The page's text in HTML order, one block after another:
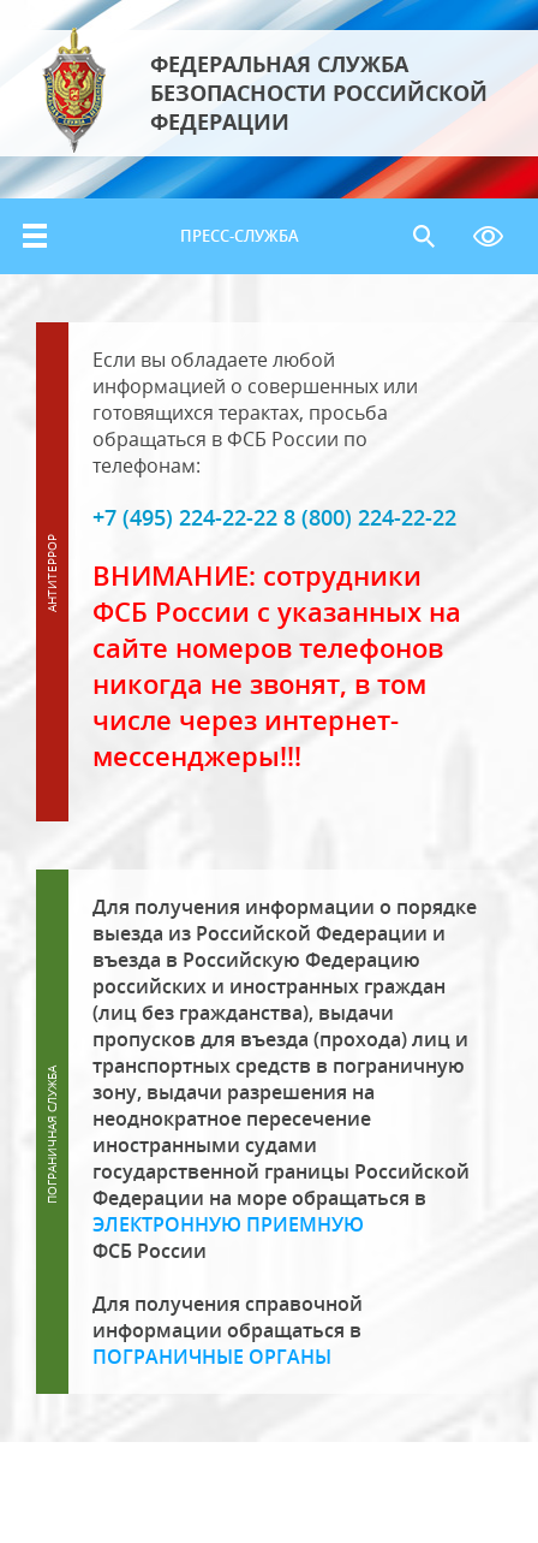
ФЕДЕРАЛЬНАЯ СЛУЖБА
БЕЗОПАСНОСТИ РОССИЙСКОЙ
ФЕДЕРАЦИИ
ПРЕСС-СЛУЖБА
Если вы обладаете любой
информацией о совершенных или
готовящихся терактах, просьба
обращаться в ФСБ России по
телефонам:
+7 (495) 224-22-22 8 (800) 224-22-22
ВНИМАНИЕ: сотрудники
ФСБ России с указанных на
сайте номеров телефонов
никогда не звонят, в том
числе через интернет-
мессенджеры!!!
Для получения информации о порядке
выезда из Российской Федерации и
въезда в Российскую Федерацию
российских и иностранных граждан
(лиц без гражданства), выдачи
пропусков для въезда (прохода) лиц и
транспортных средств в пограничную
зону, выдачи разрешения на
неоднократное пересечение
иностранными судами
государственной границы Российской
Федерации на море обращаться в
ЭЛЕКТРОННУЮ ПРИЕМНУЮ
ФСБ России
Для получения справочной
информации обращаться в
ПОГРАНИЧНЫЕ ОРГАНЫ